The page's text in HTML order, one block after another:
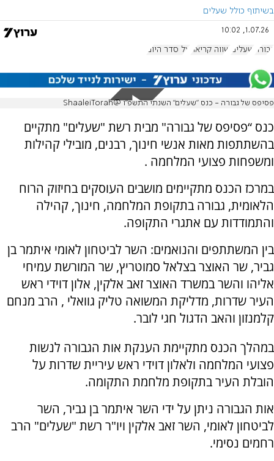
בשיתוף כולל שעלים
1.07.26, 10:02
גבורה שעלים שווה קריאה על סדר היום
פסיפס של גבורה - כנס "שעלים" השנתי התשפ"ו @ShaaleiTorah
כנס “פסיפס של גבורה" מבית רשת "שעלים" מתקיים
בהשתתפות מאות אנשי חינוך, רבנים, מובילי קהילות
ומשפחות פצועי המלחמה .
במרכז הכנס מתקיימים מושבים העוסקים בחיזוק הרוח
הלאומית, גבורה בתקופת המלחמה, חינוך, קהילה
והתמודדות עם אתגרי התקופה.
בין המשתתפים והנואמים: השר לביטחון לאומי איתמר בן
גביר, שר האוצר בצלאל סמוטריץ, שר המורשת עמיחי
אליהו והשר במשרד האוצר זאב אלקין, אלון דוידי ראש
העיר שדרות, מדליקת המשואה טליק גוואלי , הרב מנחם
קלמנזון והאב הדגול חגי לובר.
במהלך הכנס מתקיימת הענקת אות הגבורה לנשות
פצועי המלחמה ולאלון דוידי ראש עיריית שדרות על
הובלת העיר בתקופת מלחמת התקומה.
אות הגבורה ניתן על ידי השר איתמר בן גביר, השר
לביטחון לאומי, השר זאב אלקין ויו"ר רשת "שעלים" הרב
רחמים נסימי.